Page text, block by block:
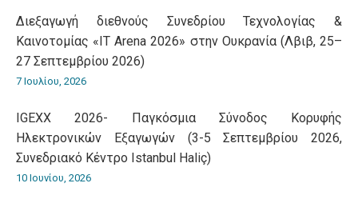
Διεξαγωγή διεθνούς Συνεδρίου Τεχνολογίας &
Καινοτομίας «IT Arena 2026» στην Ουκρανία (Λβιβ, 25–
27 Σεπτεμβρίου 2026)
7 Ιουλίου, 2026
IGEXX 2026- Παγκόσμια Σύνοδος Κορυφής
Ηλεκτρονικών Εξαγωγών (3-5 Σεπτεμβρίου 2026,
Συνεδριακό Κέντρο Istanbul Haliç)
10 Ιουνίου, 2026